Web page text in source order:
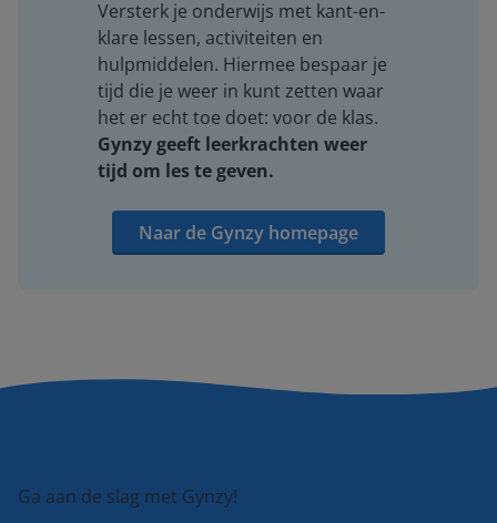
Versterk je onderwijs met kant-en-
klare lessen, activiteiten en
hulpmiddelen. Hiermee bespaar je
tijd die je weer in kunt zetten waar
het er echt toe doet: voor de klas.
Gynzy geeft leerkrachten weer
tijd om les te geven.
Naar de Gynzy homepage
Ga aan de slag met Gynzy!